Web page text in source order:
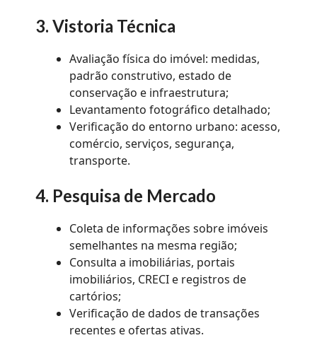
3. Vistoria Técnica
Avaliação física do imóvel: medidas,
padrão construtivo, estado de
conservação e infraestrutura;
Levantamento fotográfico detalhado;
Verificação do entorno urbano: acesso,
comércio, serviços, segurança,
transporte.
4. Pesquisa de Mercado
Coleta de informações sobre imóveis
semelhantes na mesma região;
Consulta a imobiliárias, portais
imobiliários, CRECI e registros de
cartórios;
Verificação de dados de transações
recentes e ofertas ativas.